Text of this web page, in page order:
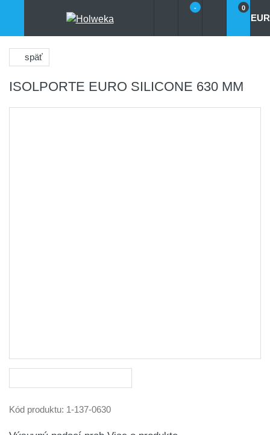
- 0
EUR
späť
ISOLPORTE EURO SILICONE 630 MM
Kód produktu: 1-137-0630